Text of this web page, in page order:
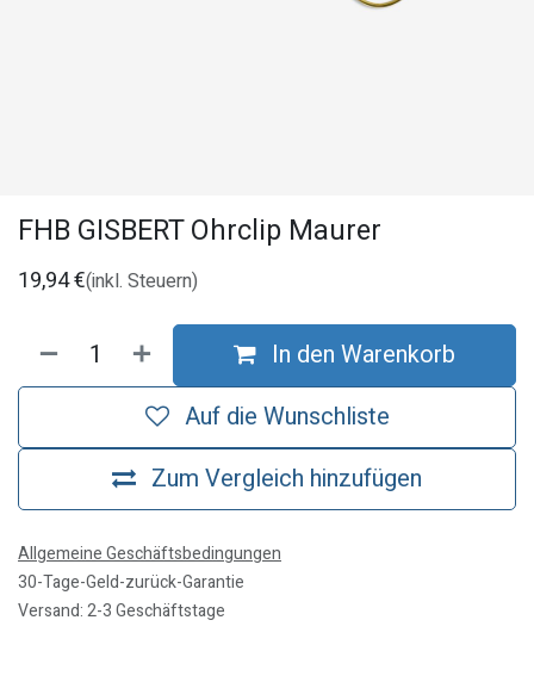
FHB GISBERT Ohrclip Maurer
19,94€(inkl. Steuern)
In den Warenkorb
Zum Vergleich hinzufügen
Auf die Wunschliste
Allgemeine Geschäftsbedingungen
30-Tage-Geld-zurück-Garantie
Versand: 2-3 Geschäftstage